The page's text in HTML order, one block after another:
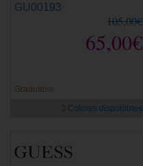
GU00193
105,00€
65,00€
Graduable
3 Colores disponibles